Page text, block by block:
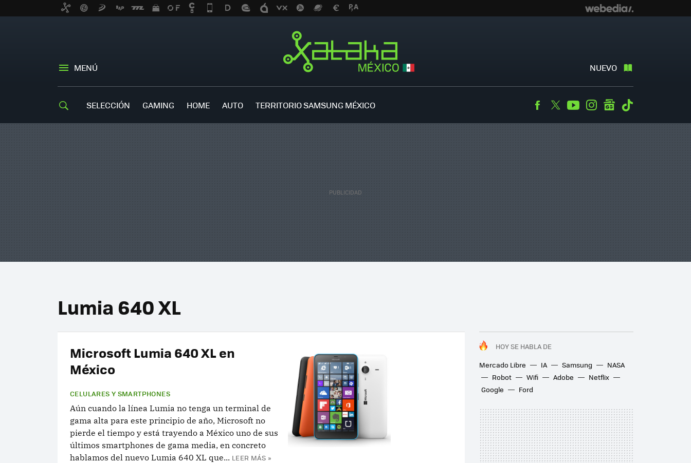
MENÚ NUEVO
SELECCIÓN GAMING HOME AUTO TERRITORIO SAMSUNG MÉXICO Facebook
TwitterYoutubeInstagramgooglenews
Lumia 640 XL
HOY SE HABLA DE
Mercado Libre
IA Samsung
NASA
Robot
Wifi Adobe
Netflix
Google
Ford
Microsoft Lumia 640 XL en
México
CELULARES Y SMARTPHONES
Aún cuando la línea Lumia no tenga un terminal de
gama alta para este principio de año, Microsoft no
pierde el tiempo y está trayendo a México uno de sus
últimos smartphones de gama media, en concreto
hablamos del nuevo Lumia 640 XL que... LEER MÁS »